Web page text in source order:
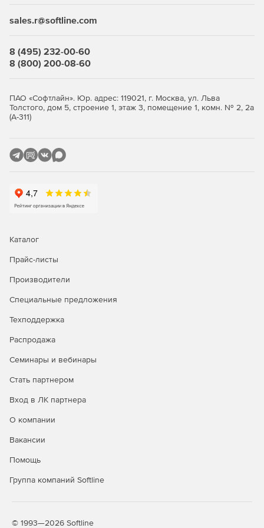
классификации USCS и USDA.
Соответствие стандартам теста ASTM разделения
Расчет статистики.
состава.
sales.r@softline.com
8 (495) 232-00-60
8 (800) 200-08-60
ПАО «Софтлайн». Юр. адрес: 119021, г. Москва, ул. Льва
Толстого, дом 5, строение 1, этаж 3, помещение 1, комн. № 2, 2а
(А-311)
Каталог
Прайс-листы
Производители
Специальные предложения
Техподдержка
Распродажа
Семинары и вебинары
Стать партнером
Вход в ЛК партнера
О компании
Вакансии
Помощь
Группа компаний Softline
© 1993—2026 Softline